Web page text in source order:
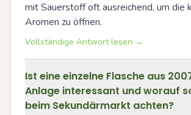
mit Sauerstoff oft ausreichend, um die
Aromen zu öffnen.
Vollständige Antwort lesen →
Ist eine einzelne Flasche aus
Anlage interessant und worauf
beim Sekundärmarkt achten?